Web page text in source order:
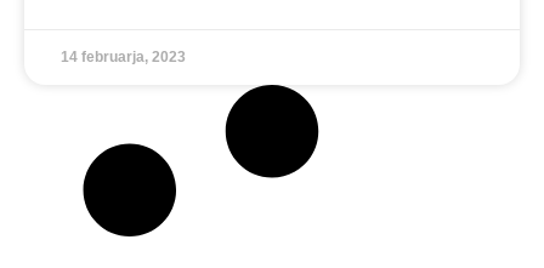
14 februarja, 2023